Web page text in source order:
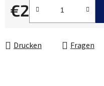
€2
Verkaufspreis:
Drucken Fragen